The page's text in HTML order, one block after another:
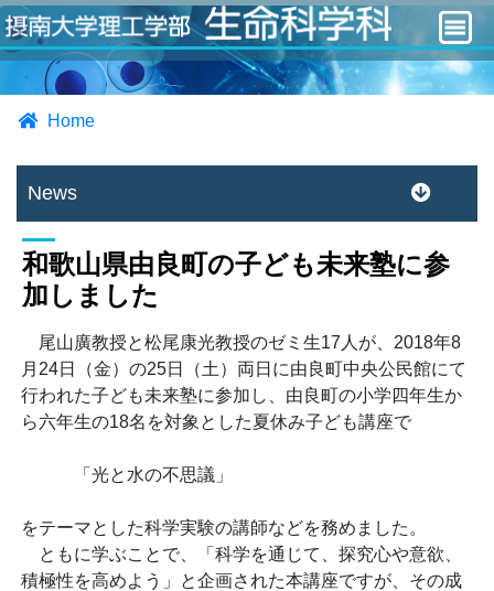
Home
News
和歌山県由良町の子ども未来塾に参
加しました
尾山廣教授と松尾康光教授のゼミ生17人が、2018年8
月24日（金）の25日（土）両日に由良町中央公民館にて
行われた子ども未来塾に参加し、由良町の小学四年生か
ら六年生の18名を対象とした夏休み子ども講座で
「光と水の不思議」
をテーマとした科学実験の講師などを務めました。
ともに学ぶことで、「科学を通じて、探究心や意欲、
積極性を高めよう」と企画された本講座ですが、その成